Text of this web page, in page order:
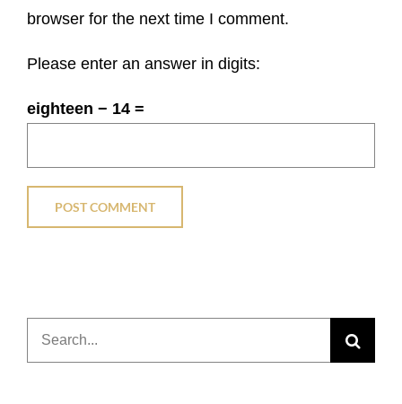
browser for the next time I comment.
Please enter an answer in digits:
eighteen − 14 =
Search
for: